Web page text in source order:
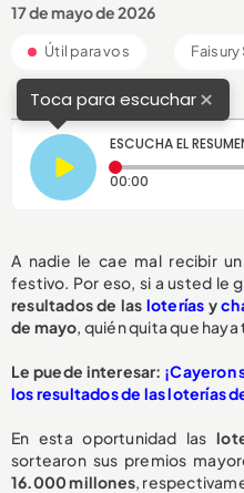
17 de mayo de 2026
Útil para vos Faisury
Toca para escuchar×
ESCUCHA EL
00:00 Tiempo
A nadie le cae mal recibir
festivo. Por eso, si a usted le
resultados de las loterías y
de mayo, quién quita que
Le puede interesar: ¡Cayeron
los resultados de las loterías
En esta oportunidad las
sortearon sus premios
16.000 millones,